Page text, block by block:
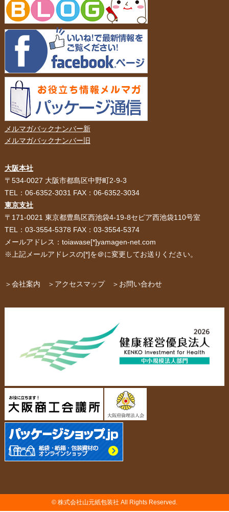
サービス紹介 お客様の声
スタッフ紹介 採用情報
当社の協力工場の設備紹介
個人情報の取扱について
納品までの流れ 製造前の確認事項
紙袋・手提げ袋
パッケージ
ペーパーレザーバッグ 米袋
カタログ/パンフレット
スタンド
アクセサリー・
ジュエリーボックス
名刺箱
メルマガバックナンバー新
メルマガバックナンバー旧
大阪本社
〒534-0027 大阪市都島区中野町2-9-3
TEL：06-6352-3031 FAX：06-6352-3034
東京支社
〒171-0021 東京都豊島区西池袋4-19-8セピア西池袋110号室
TEL：03-3554-5378 FAX：03-3554-5374
メールアドレス：toiawase[*]yamagen-net.com
※上記メールアドレスの[*]を＠に変更してお送りください。
＞会社案内 ＞アクセスマップ ＞お問い合わせ
© 株式会社山元紙包装社 All Rights Reserved.